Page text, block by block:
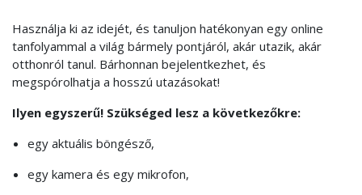
Használja ki az idejét, és tanuljon hatékonyan egy online
tanfolyammal a világ bármely pontjáról, akár utazik, akár
otthonról tanul. Bárhonnan bejelentkezhet, és
megspórolhatja a hosszú utazásokat!
Ilyen egyszerű! Szükséged lesz a következőkre:
egy aktuális böngésző,
egy kamera és egy mikrofon,